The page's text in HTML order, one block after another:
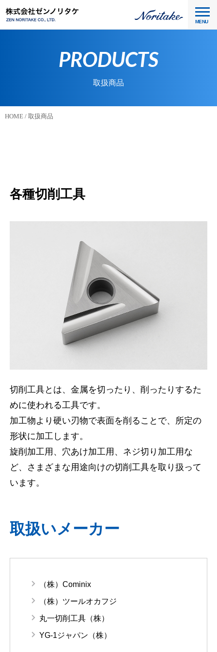
MENU
PRODUCTS
取扱商品
HOME 取扱商品
各種切削工具
切削工具とは、金属を切ったり、削ったりするた
めに使われる工具です。
加工物より硬い刃物で表面を削ることで、所定の
形状に加工します。
旋削加工用、穴あけ加工用、ネジ切り加工用な
ど、さまざまな用途向けの切削工具を取り扱って
います。
取扱いメーカー
（株）Cominix
（株）ツールオカフジ
丸一切削工具（株）
YG-1ジャパン（株）